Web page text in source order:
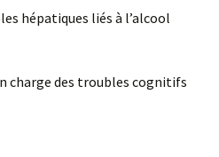
hépatiques liés à l’alcool
charge des troubles cognitifs